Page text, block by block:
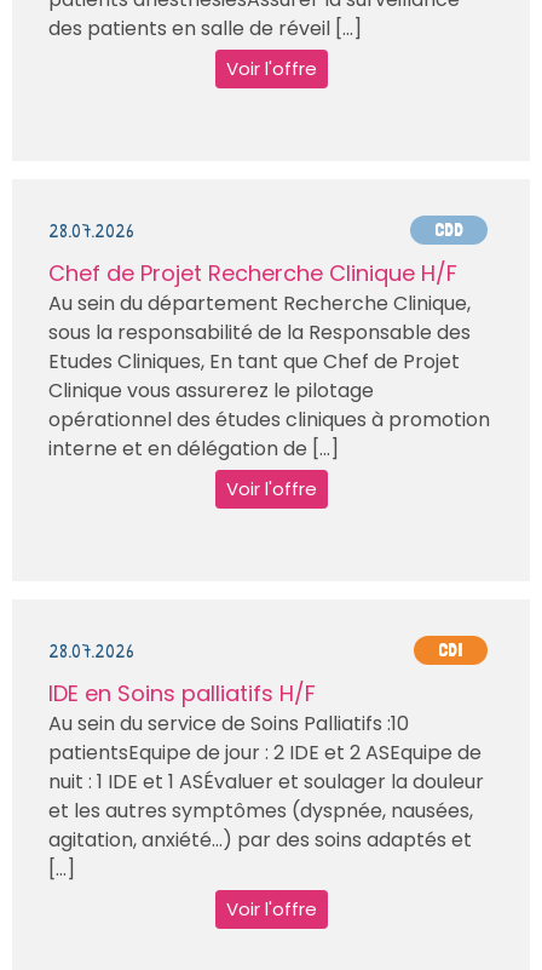
des patients en salle de réveil [...]
Voir l'offre
28.07.2026 CDD
Chef de Projet Recherche Clinique H/F
Au sein du département Recherche Clinique,
sous la responsabilité de la Responsable des
Etudes Cliniques, En tant que Chef de Projet
Clinique vous assurerez le pilotage
opérationnel des études cliniques à promotion
interne et en délégation de [...]
Voir l'offre
28.07.2026 CDI
IDE en Soins palliatifs H/F
Au sein du service de Soins Palliatifs :10
patientsEquipe de jour : 2 IDE et 2 ASEquipe de
nuit : 1 IDE et 1 ASÉvaluer et soulager la douleur
et les autres symptômes (dyspnée, nausées,
agitation, anxiété…) par des soins adaptés et
[...]
Voir l'offre